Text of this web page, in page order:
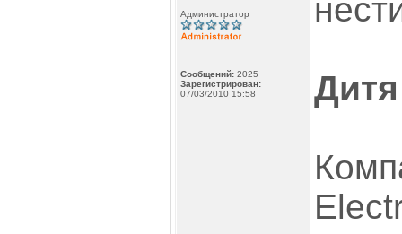
Администратор
Сообщений: 2025
Зарегистрирован:
07/03/2010 15:58